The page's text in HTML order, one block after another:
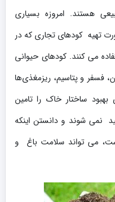
هستند. امروزه بسیاری
تهیه کودهای تجاری که در
می کنند. کودهای حیوانی
فسفر و پتاسیم، ریزمغذی‌ها
ساختار خاک را تامین
نمی شوند و دانستن اینکه
می تواند سلامت باغ و